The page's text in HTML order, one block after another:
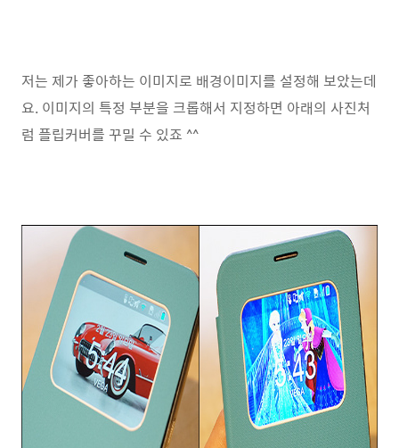
저는 제가 좋아하는 이미지로 배경이미지를 설정해 보았는데
요. 이미지의 특정 부분을 크롭해서 지정하면 아래의 사진처
럼 플립커버를 꾸밀 수 있죠 ^^